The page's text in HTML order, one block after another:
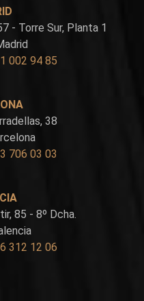
- Torre Sur, Planta 1
002 94 85
38
706 03 03
85 - 8º Dcha.
312 12 06